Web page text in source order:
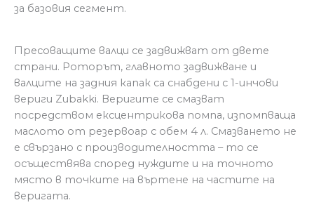
за базовия сегмент.
Пресоващите валци се задвижват от двете
страни. Роторът, главното задвижване и
валците на задния капак са снабдени с 1-инчови
вериги Zubakki. Веригите се смазват
посредством ексцентрикова помпа, изпомпваща
маслото от резервоар с обем 4 л. Смазването не
е свързано с производителността – то се
осъществява според нуждите и на точното
място в точките на въртене на частите на
веригата.